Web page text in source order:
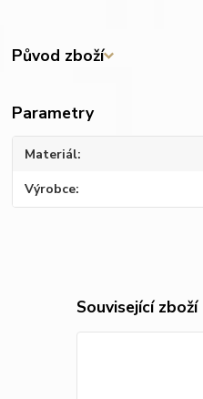
Původ zboží
Parametry
Materiál
Výrobce
Související zboží